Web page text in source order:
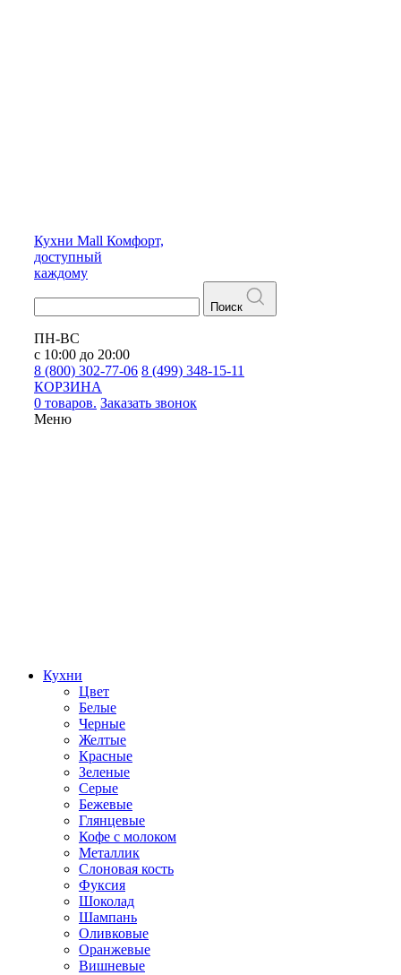
Кухни Mall Комфорт,
доступный
каждому
Поиск
ПН-ВС
с 10:00 до 20:00
8 (800) 302-77-06 8 (499) 348-15-11
КОРЗИНА
0 товаров. Заказать звонок
Меню
Кухни
Цвет
Белые
Черные
Желтые
Красные
Зеленые
Серые
Бежевые
Глянцевые
Кофе с молоком
Металлик
Слоновая кость
Фуксия
Шоколад
Шампань
Оливковые
Оранжевые
Вишневые